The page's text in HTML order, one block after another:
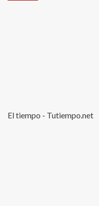
El tiempo - Tutiempo.net